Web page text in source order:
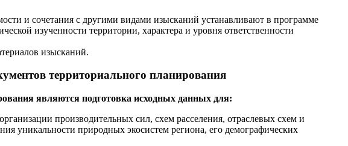
и сочетания с другими видами изысканий устанавливают в программе
изученности территории, характера и уровня ответственности
изысканий.
территориального планирования
являются подготовка исходных данных для:
производительных сил, схем расселения, отраслевых схем и
уникальности природных экосистем региона, его демографических